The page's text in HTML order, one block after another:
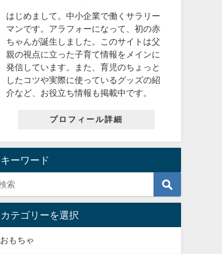
はじめまして。中小企業で働くサラリー
マンです。アラフォーになって、初の赤
ちゃんが誕生しました。このサイトは父
親の視点に立った子育て情報をメインに
発信しています。また、育児のちょっと
したコツや実際に使っているグッズの紹
介など、お役立ち情報も掲載中です。
プロフィール詳細
キーワード
カテゴリーを選択
おもちゃ